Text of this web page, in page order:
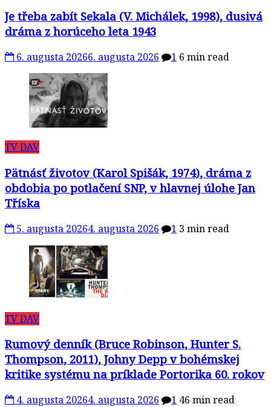
Je třeba zabít Sekala (V. Michálek, 1998), dusivá
dráma z horúceho leta 1943
6. augusta 20266. augusta 2026 1 6 min read
TV DAV
Pätnásť životov (Karol Spišák, 1974), dráma z
obdobia po potlačení SNP, v hlavnej úlohe Jan
Tříska
5. augusta 20264. augusta 2026 1 3 min read
TV DAV
Rumový denník (Bruce Robinson, Hunter S.
Thompson, 2011), Johny Depp v bohémskej
kritike systému na príklade Portorika 60. rokov
4. augusta 20264. augusta 2026 1 46 min read